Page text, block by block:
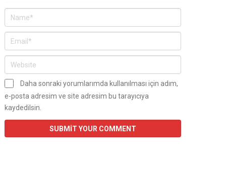
Daha sonraki yorumlarımda kullanılması için adım,
e-posta adresim ve site adresim bu tarayıcıya
kaydedilsin.